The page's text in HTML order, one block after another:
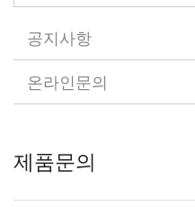
공지사항
온라인문의
제품문의